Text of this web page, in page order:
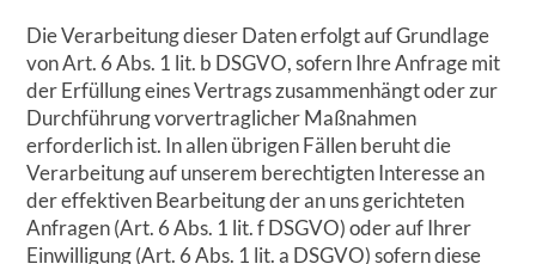
Die Verarbeitung dieser Daten erfolgt auf Grundlage
von Art. 6 Abs. 1 lit. b DSGVO, sofern Ihre Anfrage mit
der Erfüllung eines Vertrags zusammenhängt oder zur
Durchführung vorvertraglicher Maßnahmen
erforderlich ist. In allen übrigen Fällen beruht die
Verarbeitung auf unserem berechtigten Interesse an
der effektiven Bearbeitung der an uns gerichteten
Anfragen (Art. 6 Abs. 1 lit. f DSGVO) oder auf Ihrer
Einwilligung (Art. 6 Abs. 1 lit. a DSGVO) sofern diese